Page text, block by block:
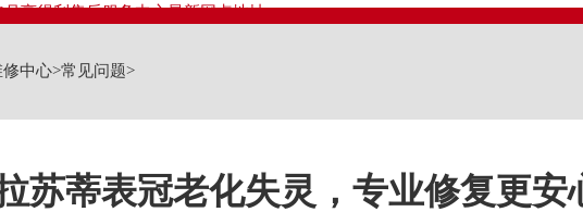
月亨得利售后服务中心最新网点地址：
秀区环市东路371-375号世界贸易中心大厦南塔写字楼15层07室（需提前预约）
修中心>常见问题>
苏蒂表冠老化失灵，专业修复更安